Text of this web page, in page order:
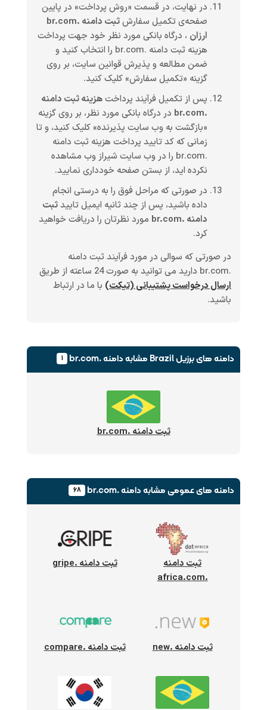
در نهایت، در قسمت «روش پرداخت» در پایین
صفحه‌ی تکمیل سفارش
ثبت دامنه .br.com
ارزان ، درگاه بانکی مورد نظر خود جهت پرداخت
هزینه ثبت دامنه .br.com را انتخاب کنید و
ضمن مطالعه و پذیرش قوانین سایت، بر روی
گزینه «تکمیل سفارش» کلیک کنید.
پس از تکمیل فرآیند پرداختهزینه ثبت دامنه
.br.com
در درگاه بانکی مورد نظر، بر روی گزینه
«بازگشت به وب سایت پذیرنده» کلیک کنید، و تا
زمانی که کد تایید پرداخت هزینه ثبت دامنه
.br.com را در وب سایت شیراز وب مشاهده
نکرده اید، از بستن صفحه خودداری نمایید.
در صورتی که مراحل فوق را به درستی انجام
داده باشید، پس از چند ثانیه ایمیل تاییدثبت
دامنه .br.com
مورد نظرتان را دریافت خواهید
کرد.
در صورتی که سوالی در مورد فرآیند ثبت دامنه
.br.com دارید می توانید به صورت 24 ساعته از طریق
ارسال درخواست پشتیبانی (تیکت) با ما در ارتباط
باشید.
دامنه های برزیل Brazil مشابه دامنه .br.com ۱
ثبت دامنه .br.com
دامنه های عمومیمشابه دامنه .br.com ۶۸
ثبت دامنه
.africa.com
ثبت دامنه .gripe
ثبت دامنه .new ثبت دامنه .compare